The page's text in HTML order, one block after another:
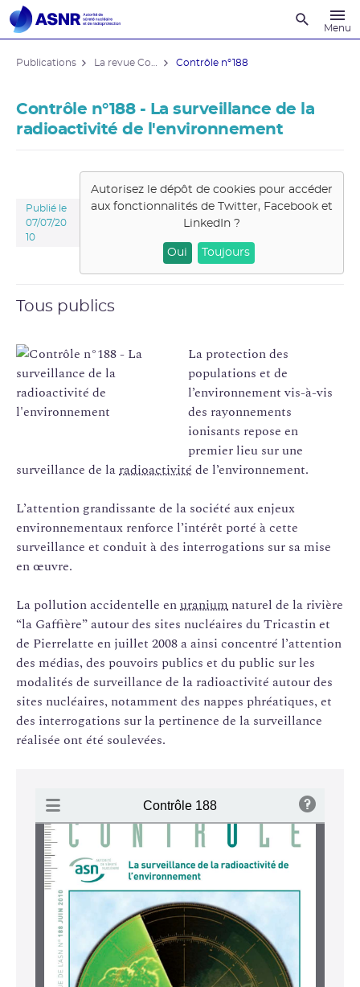
Menu
Publications Contrôle n°188
Contrôle n°188 - La surveillance de la
radioactivité de l'environnement
Publié le
07/07/20
10
Autorisez le dépôt de cookies pour accéder
aux fonctionnalités de Twitter, Facebook et
LinkedIn?
Oui Toujours
Tous publics
La protection des
populations et de
l’environnement vis-à-vis
des rayonnements
ionisants repose en
premier lieu sur une
surveillance de laradioactivité de l’environnement.
L’attention grandissante de la société aux enjeux
environnementaux renforce l’intérêt porté à cette
surveillance et conduit à des interrogations sur sa mise
en œuvre.
La pollution accidentelle enuranium naturel de la rivière
“la Gaffière” autour des sites nucléaires du Tricastin et
de Pierrelatte en juillet 2008 a ainsi concentré l’attention
des médias, des pouvoirs publics et du public sur les
modalités de surveillance de la radioactivité autour des
sites nucléaires, notamment des nappes phréatiques, et
des interrogations sur la pertinence de la surveillance
réalisée ont été soulevées.